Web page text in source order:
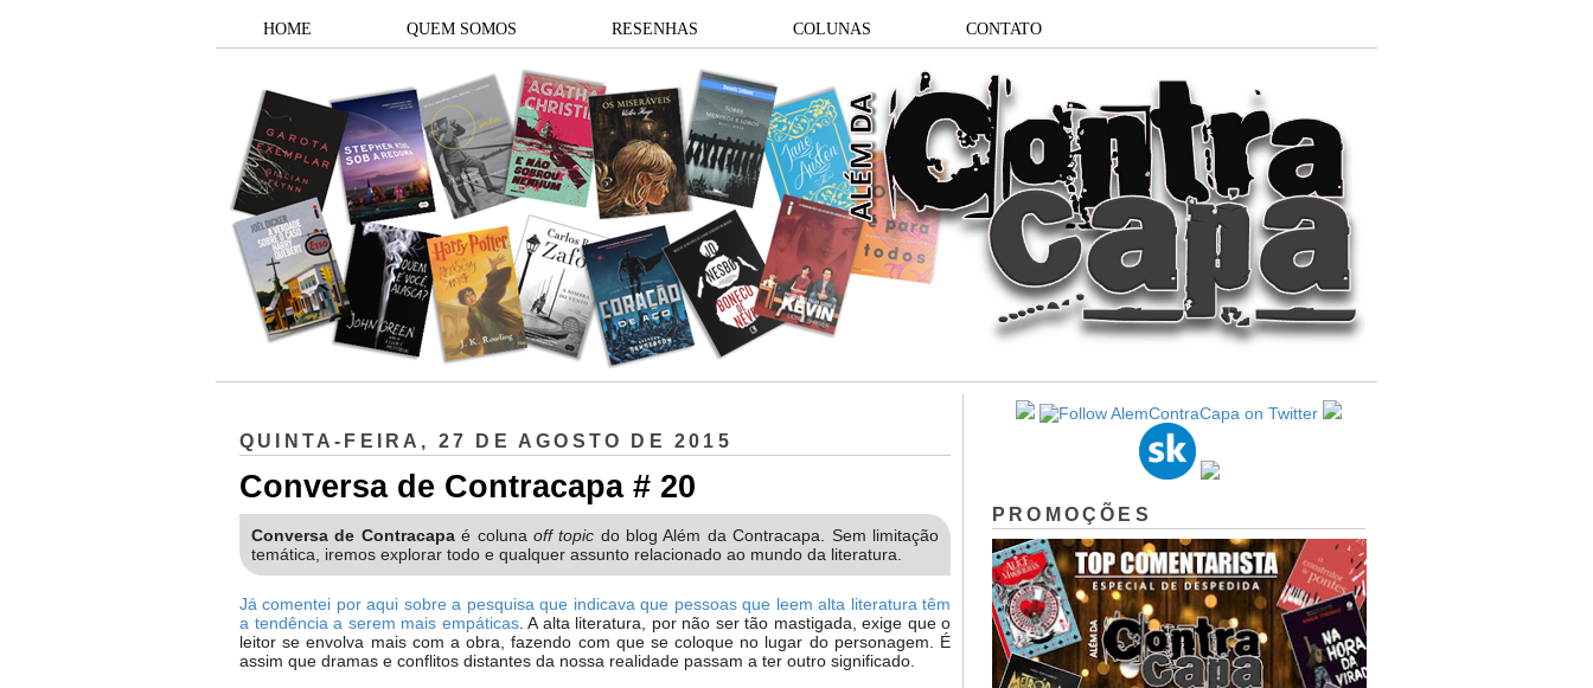
HOME QUEM SOMOS RESENHAS COLUNAS CONTATO
QUINTA-FEIRA, 27 DE AGOSTO DE 2015
Conversa de Contracapa # 20
Conversa de Contracapaé coluna off topic do blog Além da Contracapa. Sem limitação
temática, iremos explorar todo e qualquer assunto relacionado ao mundo da literatura.
Já comentei por aqui sobre a pesquisa que indicava que pessoas que leem alta literatura têm
a tendência a serem mais empáticas. A alta literatura, por não ser tão mastigada, exige que o
leitor se envolva mais com a obra, fazendo com que se coloque no lugar do personagem. É
assim que dramas e conflitos distantes da nossa realidade passam a ter outro significado.
PROMOÇÕES